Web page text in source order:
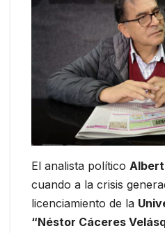
El analista político
cuando a la crisis
licenciamiento de la
“Néstor Cáceres